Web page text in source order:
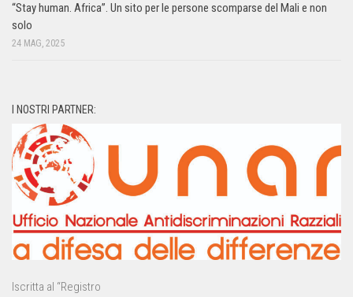
“Stay human. Africa”. Un sito per le persone scomparse del Mali e non
solo
24 MAG, 2025
I NOSTRI PARTNER:
Iscritta al “Registro